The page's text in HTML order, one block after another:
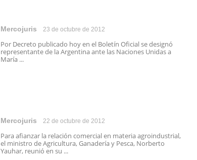
Mercojuris 23 de octubre de 2012
Por Decreto publicado hoy en el Boletín Oficial se designó
representante de la Argentina ante las Naciones Unidas a
María ...
Mercojuris 22 de octubre de 2012
Para afianzar la relación comercial en materia agroindustrial,
el ministro de Agricultura, Ganadería y Pesca, Norberto
Yauhar, reunió en su ...